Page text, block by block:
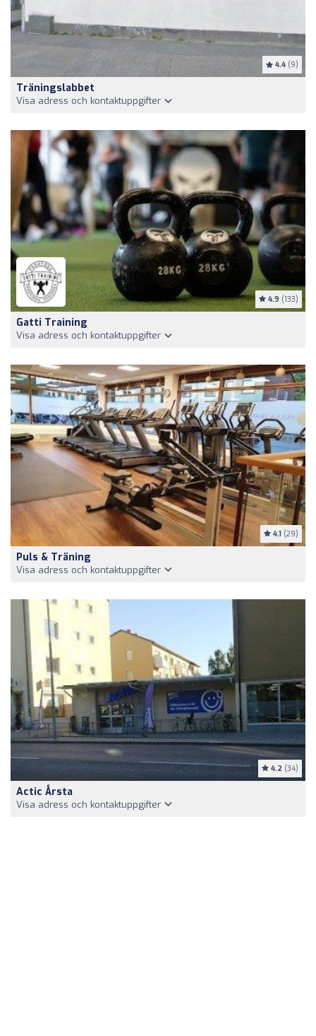
4.4 (9)
Träningslabbet
Visa adress och kontaktuppgifter
4.9 (133)
Gatti Training
Visa adress och kontaktuppgifter
4.1 (29)
Puls & Träning
Visa adress och kontaktuppgifter
4.2 (34)
Actic Årsta
Visa adress och kontaktuppgifter